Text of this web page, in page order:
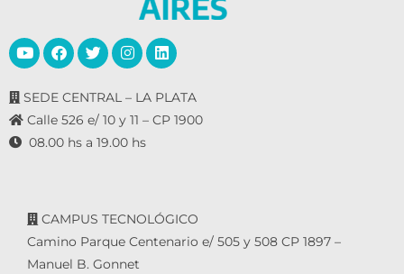
SEDE CENTRAL – LA PLATA
Calle 526 e/ 10 y 11 – CP 1900
08.00 hs a 19.00 hs
CAMPUS TECNOLÓGICO
Camino Parque Centenario e/ 505 y 508 CP 1897 –
Manuel B. Gonnet